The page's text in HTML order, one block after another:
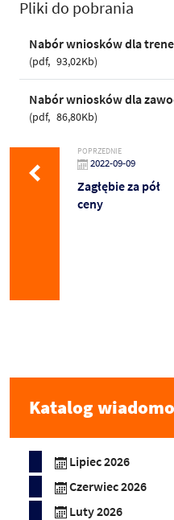
Pliki do pobrania
Nabór wniosków dla
pdf 93,02Kb
Nabór wniosków dla
pdf 86,80Kb
POPRZEDNIE
2022-09-09
Zagłębie za pół
ceny
Katalog
Lipiec 2026
Czerwiec 2026
Luty 2026